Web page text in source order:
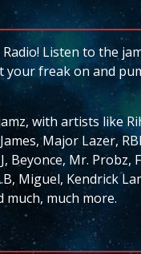
Listen to the
your freak on and
with artists like
Major Lazer,
Beyonce, Mr. Probz,
Miguel, Kendrick
much, much more.